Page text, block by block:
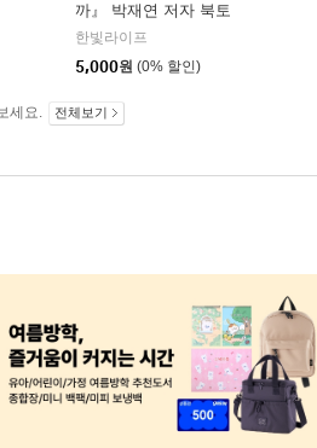
까』 박재연 저자 북토
크
한빛라이프
5,000원 (0% 할인)
세요. 전체보기